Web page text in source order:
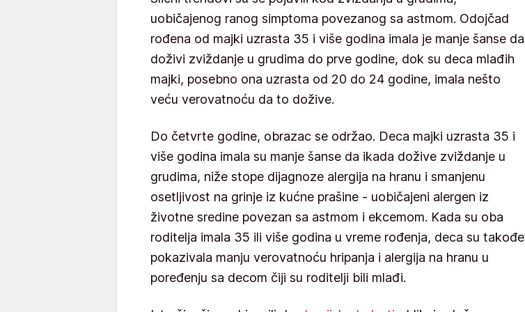
uobičajenog ranog simptoma povezanog sa astmom. Odojčad
rođena od majki uzrasta 35 i više godina imala je manje šanse da
doživi zviždanje u grudima do prve godine, dok su deca mlađih
majki, posebno ona uzrasta od 20 do 24 godine, imala nešto
veću verovatnoću da to dožive.
Do četvrte godine, obrazac se održao. Deca majki uzrasta 35 i
više godina imala su manje šanse da ikada dožive zviždanje u
grudima, niže stope dijagnoze alergija na hranu i smanjenu
osetljivost na grinje iz kućne prašine - uobičajeni alergen iz
životne sredine povezan sa astmom i ekcemom. Kada su oba
roditelja imala 35 ili više godina u vreme rođenja, deca su takođe
pokazivala manju verovatnoću hripanja i alergija na hranu u
poređenju sa decom čiji su roditelji bili mlađi.